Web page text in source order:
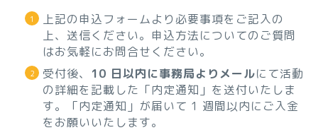
上記の申込フォームより必要事項をご記入の
上、送信ください。申込方法についてのご質問
はお気軽にお問合せください。
受付後、 10 日以内に事務局よりメールにて活動
の詳細を記載した「内定通知」を送付いたしま
す。「内定通知」が届いて 1 週間以内にご入金
をお願いいたします。